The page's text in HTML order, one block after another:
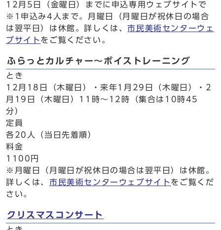
12月5日（金曜日）までに申込専用ウェブサイトで
※1申込み4人まで。月曜日（月曜日が祝休日の場合
は翌平日）は休館。詳しくは、市民美術センターウェ
ブサイト をご覧ください。
ふらっとカルチャー～ボイストレーニング
とき
12月18日（木曜日）・来年1月29日（木曜日）・2
月19日（木曜日）11時～12時（集合は10時45
分）
定員
各20人（当日先着順）
料金
1100円
※月曜日（月曜日が祝休日の場合は翌平日）は休館。
詳しくは、 市民美術センターウェブサイト をご覧くだ
さい。
クリスマスコンサート